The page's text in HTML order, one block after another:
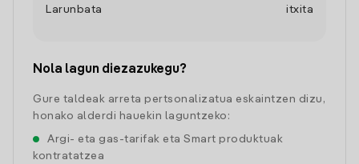
Larunbata
itxita
Nola lagun diezazukegu?
Gure taldeak arreta pertsonalizatua eskaintzen dizu,
honako alderdi hauekin laguntzeko:
Argi- eta gas-tarifak eta Smart produktuak
kontratatzea